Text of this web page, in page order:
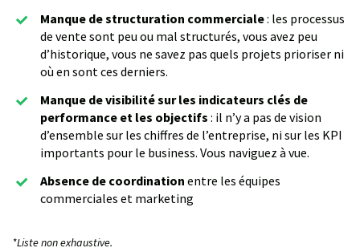
Manque de structuration commerciale: les processus
de vente sont peu ou mal structurés, vous avez peu
d’historique, vous ne savez pas quels projets prioriser ni
où en sont ces derniers.
Manque de visibilité sur les indicateurs clés de
performance et les objectifs : il n’y a pas de vision
d’ensemble sur les chiffres de l’entreprise, ni sur les KPI
importants pour le business. Vous naviguez à vue.
Absence de coordination entre les équipes
commerciales et marketing
*Liste non exhaustive.